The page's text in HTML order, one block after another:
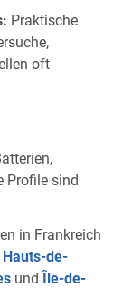
Praktische
oft
Profile sind
in Frankreich
Hauts-de-
und Île-de-